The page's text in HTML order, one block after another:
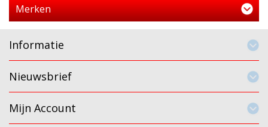
Merken
Informatie
Nieuwsbrief
Mijn Account